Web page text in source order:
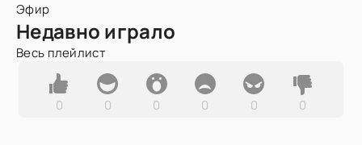
Эфир
Недавно играло
Весь плейлист
0 0 0 0 0 0